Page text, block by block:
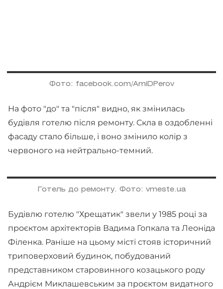
Фото: facebook.com/AmiDPerov
На фото "до" та "після" видно, як змінилась
будівля готелю після ремонту. Скла в оздобленні
фасаду стало більше, і воно змінило колір з
червоного на нейтрально-темний.
Готель до ремонту. Фото: vmeste.ua
Будівлю готелю "Хрещатик" звели у 1985 році за
проєктом архітекторів Вадима Гопкала та Леоніда
Філенка. Раніше на цьому місті стояв історичний
триповерховий будинок, побудований
представником старовинного козацького роду
Андрієм Миклашевським за проєктом видатного